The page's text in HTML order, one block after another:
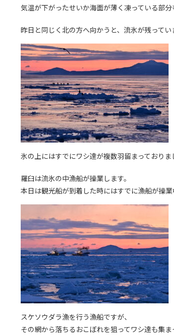
気温が下がったせいか海面が薄く凍っている部分
昨日と同じく北の方へ向かうと、流氷が残ってい
氷の上にはすでにワシ達が複数羽留まっておりま
羅臼は流氷の中漁船が操業します。
本日は観光船が到着した時にはすでに漁船が操業
スケソウダラ漁を行う漁船ですが、
その網から落ちるおこぼれを狙ってワシ達も集ま